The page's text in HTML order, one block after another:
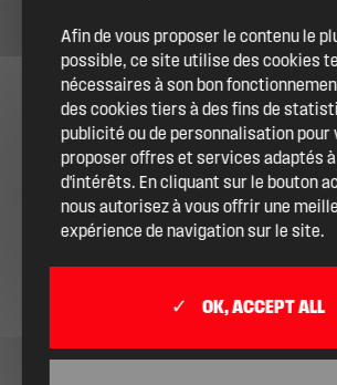
Afin de vous proposer le contenu le
possible, ce site utilise des cookies
nécessaires à son bon
des cookies tiers à des fins de
publicité ou de personnalisation pour
proposer offres et services adaptés
d'intérêts. En cliquant sur le bouton
nous autorisez à vous offrir une
expérience de navigation sur le site.
OK, ACCEPT ALL